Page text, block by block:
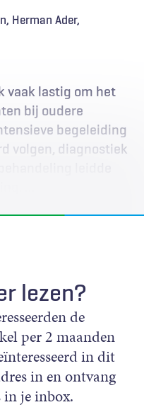
Herman Ader
vaak lastig om het
bij oudere
begeleiding
volgen, diagnostiek
leidde
…
lezen?
de
per 2 maanden
in dit
in en ontvang
je inbox.